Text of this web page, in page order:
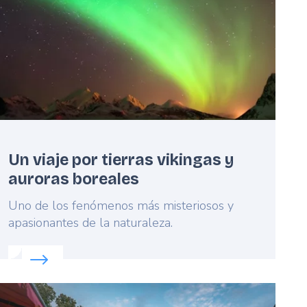
Un viaje por tierras vikingas y
auroras boreales
Lead
Uno de los fenómenos más misteriosos y
apasionantes de la naturaleza.
Read more about: